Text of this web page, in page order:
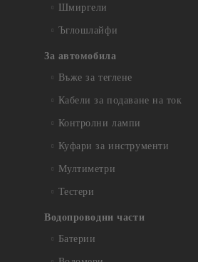
Шмиргели
Ъглошлайфи
За автомобила
Въже за теглене
Кабели за подаване на ток
Контролни лампи
Куфари за инструменти
Мултиметри
Тестери
Водопроводни части
Батерии